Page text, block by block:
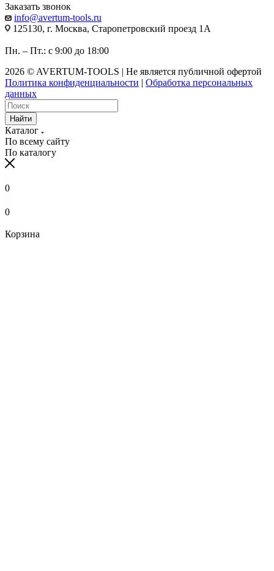
Заказать звонок
info@avertum-tools.ru
125130, г. Москва, Старопетровский проезд 1А
Пн. – Пт.: с 9:00 до 18:00
2026 © AVERTUM-TOOLS | Не является публичной офертой
Политика конфиденциальности | Обработка персональных
данных
Найти
Каталог
По всему сайту
По каталогу
0
0
Корзина